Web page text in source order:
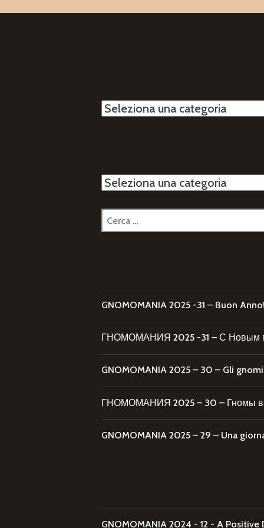
Categorie
Categorie
Ricerca
per:
GNOMOMANIA 2025 -31 – Buon Anno!
ГНОМОМАНИЯ 2025 -31 – С Новым
GNOMOMANIA 2025 – 30 – Gli
ГНОМОМАНИЯ 2025 – 30 – Гномы в
GNOMOMANIA 2025 – 29 – Una
GNOMOMANIA 2024 - 12 - A Positive